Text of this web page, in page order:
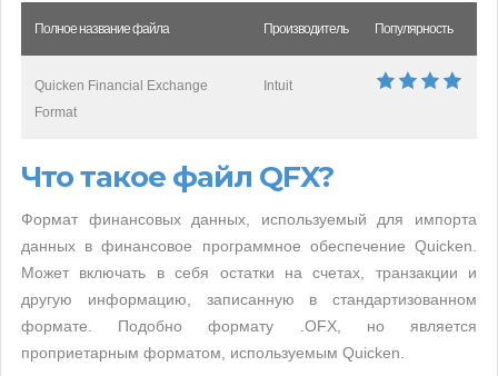
Полное название файла Производитель Популярность
Quicken Financial Exchange
Format
Intuit
Что такое файл QFX?
Формат финансовых данных, используемый для импорта
данных в финансовое программное обеспечение Quicken.
Может включать в себя остатки на счетах, транзакции и
другую информацию, записанную в стандартизованном
формате. Подобно формату .OFX, но является
проприетарным форматом, используемым Quicken.